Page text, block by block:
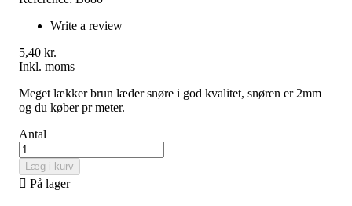
Write a review
5,40 kr.
Inkl. moms
Meget lækker brun læder snøre i god kvalitet, snøren er 2mm
og du køber pr meter.
Antal
Læg i kurv
 På lager